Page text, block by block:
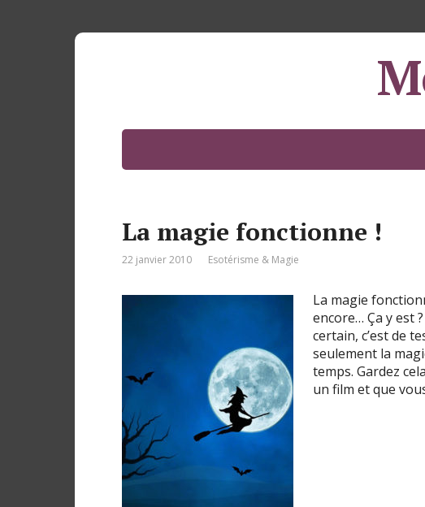
La magie fonctionne !
22 janvier 2010 Esotérisme & Magie
La magie
encore… Ça y est
certain, c’est de
seulement la
temps. Gardez
un film et que